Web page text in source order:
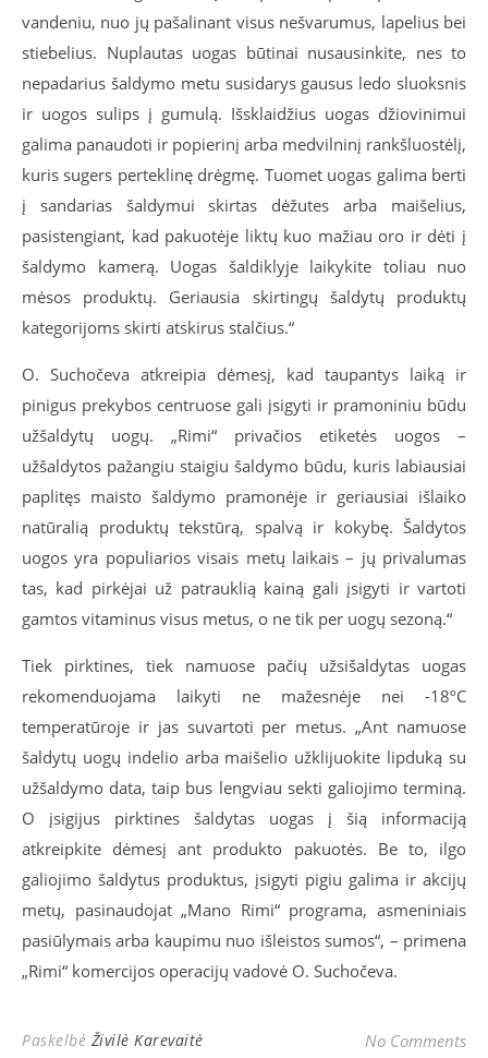
vandeniu, nuo jų pašalinant visus nešvarumus, lapelius bei
stiebelius. Nuplautas uogas būtinai nusausinkite, nes to
nepadarius šaldymo metu susidarys gausus ledo sluoksnis
ir uogos sulips į gumulą. Išsklaidžius uogas džiovinimui
galima panaudoti ir popierinį arba medvilninį rankšluostėlį,
kuris sugers perteklinę drėgmę. Tuomet uogas galima berti
į sandarias šaldymui skirtas dėžutes arba maišelius,
pasistengiant, kad pakuotėje liktų kuo mažiau oro ir dėti į
šaldymo kamerą. Uogas šaldiklyje laikykite toliau nuo
mėsos produktų. Geriausia skirtingų šaldytų produktų
kategorijoms skirti atskirus stalčius.“
O. Suchočeva atkreipia dėmesį, kad taupantys laiką ir
pinigus prekybos centruose gali įsigyti ir pramoniniu būdu
užšaldytų uogų. „Rimi“ privačios etiketės uogos –
užšaldytos pažangiu staigiu šaldymo būdu, kuris labiausiai
paplitęs maisto šaldymo pramonėje ir geriausiai išlaiko
natūralią produktų tekstūrą, spalvą ir kokybę. Šaldytos
uogos yra populiarios visais metų laikais – jų privalumas
tas, kad pirkėjai už patrauklią kainą gali įsigyti ir vartoti
gamtos vitaminus visus metus, o ne tik per uogų sezoną.“
Tiek pirktines, tiek namuose pačių užsišaldytas uogas
rekomenduojama laikyti ne mažesnėje nei -18ºC
temperatūroje ir jas suvartoti per metus. „Ant namuose
šaldytų uogų indelio arba maišelio užklijuokite lipduką su
užšaldymo data, taip bus lengviau sekti galiojimo terminą.
O įsigijus pirktines šaldytas uogas į šią informaciją
atkreipkite dėmesį ant produkto pakuotės. Be to, ilgo
galiojimo šaldytus produktus, įsigyti pigiu galima ir akcijų
metų, pasinaudojat „Mano Rimi“ programa, asmeniniais
pasiūlymais arba kaupimu nuo išleistos sumos“, – primena
„Rimi“ komercijos operacijų vadovė O. Suchočeva.
Paskelbė Živilė Karevaitė No Comments